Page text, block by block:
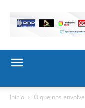
Início O que nos envolve